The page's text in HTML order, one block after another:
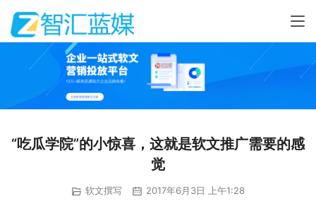
“吃瓜学院”的小惊喜，这就是软文推广需要的感
觉
软文撰写 2017年6月3日 上午1:28